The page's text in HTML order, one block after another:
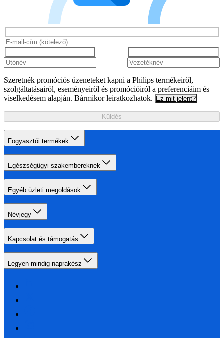
Szeretnék promóciós üzeneteket kapni a Philips termékeiről,
szolgáltatásairól, eseményeiről és promócióiról a preferenciáim és
viselkedésem alapján. Bármikor leiratkozhatok. Ez mit jelent?
Küldés
Fogyasztói termékek
Egészségügyi szakembereknek
Egyéb üzleti megoldások
Névjegy
Kapcsolat és támogatás
Legyen mindig naprakész